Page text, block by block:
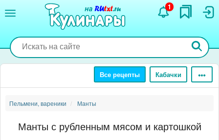
содержанию
1
Все рецепты Кабачки
Пельмени, вареники Манты
Манты с рубленным мясом и картошкой